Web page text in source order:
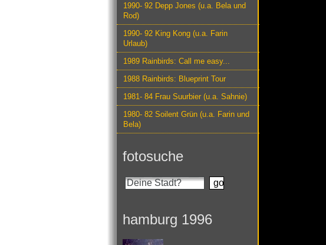
1990- 92 Depp Jones (u.a. Bela und
Rod)
1990- 92 King Kong (u.a. Farin
Urlaub)
1989 Rainbirds: Call me easy...
1988 Rainbirds: Blueprint Tour
1981- 84 Frau Suurbier (u.a. Sahnie)
1980- 82 Soilent Grün (u.a. Farin und
Bela)
fotosuche
hamburg 1996